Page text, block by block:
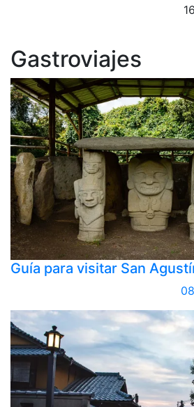
Gastroviajes
Guía para visitar San